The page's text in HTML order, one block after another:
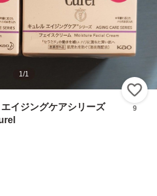
1/1
イジングケアシリーズ
9